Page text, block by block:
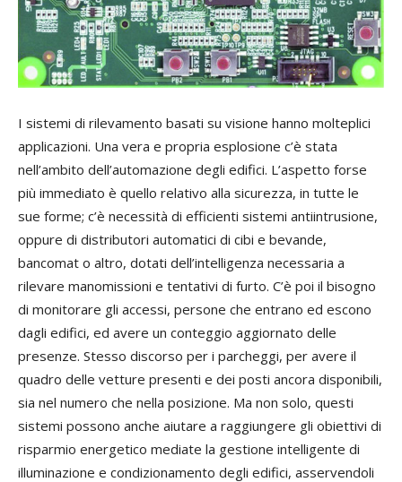
I sistemi di rilevamento basati su visione hanno molteplici
applicazioni. Una vera e propria esplosione c’è stata
nell’ambito dell’automazione degli edifici. L’aspetto forse
più immediato è quello relativo alla sicurezza, in tutte le
sue forme; c’è necessità di efficienti sistemi antiintrusione,
oppure di distributori automatici di cibi e bevande,
bancomat o altro, dotati dell’intelligenza necessaria a
rilevare manomissioni e tentativi di furto. C’è poi il bisogno
di monitorare gli accessi, persone che entrano ed escono
dagli edifici, ed avere un conteggio aggiornato delle
presenze. Stesso discorso per i parcheggi, per avere il
quadro delle vetture presenti e dei posti ancora disponibili,
sia nel numero che nella posizione. Ma non solo, questi
sistemi possono anche aiutare a raggiungere gli obiettivi di
risparmio energetico mediate la gestione intelligente di
illuminazione e condizionamento degli edifici, asservendoli